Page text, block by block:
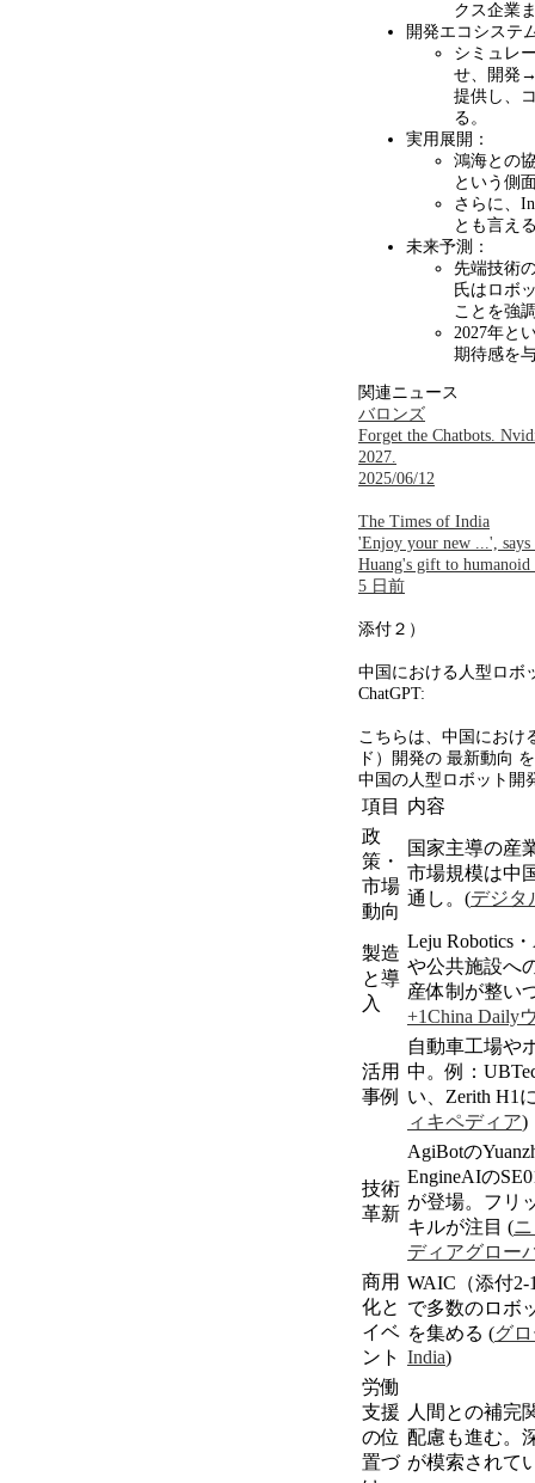
クス企業
開発エコシステ
シミュレ
せ、開発
提供し、
る。
実用展開：
鴻海との
という側
さらに、
とも言え
未来予測：
先端技術
氏はロボ
ことを強
2027年と
期待感を
関連ニュース
バロンズ
Forget the Chatbots.
2027.
2025/06/12
The Times of India
'Enjoy your new ...', says
Huang's gift to humanoid
5 日前
添付２）
中国における人型ロボ
ChatGPT:
こちらは、中国におけ
ド）開発の 最新動向
中国の人型ロボット開
項目
内容
政
策・
市場
動向
国家主導の産
市場規模は中
通し。 (デジタ
製造
と導
入
Leju Robotics・
や公共施設へ
産体制が整い
+1China Daily
活用
事例
自動車工場や
中。例：
い、 Zerith H1
ィキペディア)
技術
革新
AgiBotの
EngineAIの
が登場。フリ
キルが注目 (
ディアグロー
商用
化と
イベ
ント
WAIC（添付2-
で多数のロボ
を集める (グ
India)
労働
支援
の位
置づ
人間との補完
配慮も進む。
が模索されて